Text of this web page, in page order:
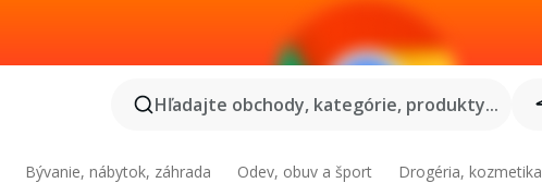
Hľadajte obchody, kategórie, produkty...
Bývanie, nábytok, záhrada Odev, obuv a šport Drogéria, kozmetika